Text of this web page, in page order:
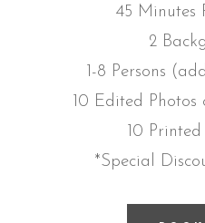
45 Minutes
2
1-8 Persons
10 Edited
10
*Special